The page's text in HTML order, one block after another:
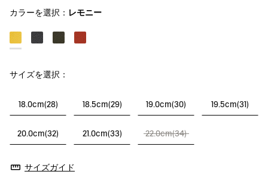
カラーを選択： レモニー
サイズを選択：
18.0cm(28) 18.5cm(29) 19.0cm(30) 19.5cm(31)
20.0cm(32) 21.0cm(33) 22.0cm(34)
サイズガイド